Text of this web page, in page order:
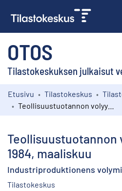
OTOS
Tilastokeskuksen julkaisut
Kokoelmat
Etusivu Tilastokeskus
Teollisuustuotannon
1984, maaliskuu
Industriproduktionens
Tilastokeskus